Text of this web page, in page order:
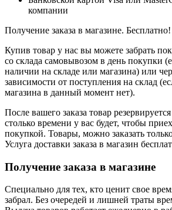
компании
Получение заказа в магазине. Бесплатно!
Купив товар у нас вы можете забрать
со склада самовывозом в день покупки
наличии на складе или магазина) или
зависимости от поступления на склад
магазина в данный момент нет).
После вашего заказа товар
столько времени у вас будет, чтобы
покупкой. Товары, можно заказать
Услуга доставки заказа в магазин
Получение заказа в магазине
Специально для тех, кто ценит свое
забрал. Без очередей и лишней траты